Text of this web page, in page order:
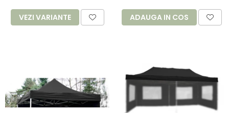
VEZI VARIANTE ADAUGA IN COS